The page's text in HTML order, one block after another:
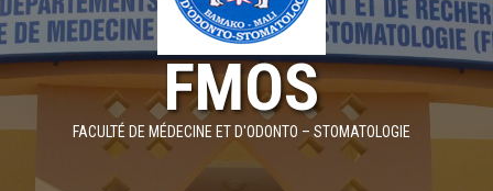
FMOS
FACULTÉ DE MÉDECINE ET D'ODONTO – STOMATOLOGIE